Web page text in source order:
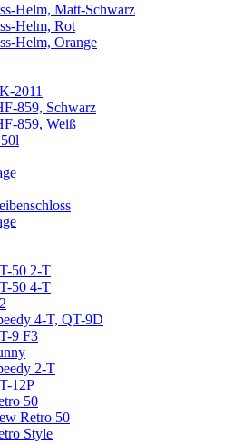
Helm, Matt-Schwarz
Helm, Rot
Helm, Orange
2011
859, Schwarz
859, Weiß
50 2-T
50 4-T
4-T, QT-9D
9 F3
2-T
12P
50
Retro 50
Style